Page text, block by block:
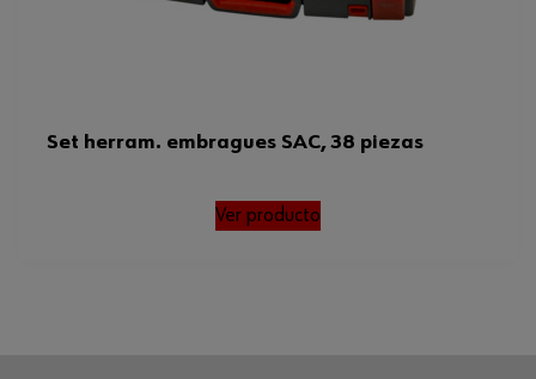
Set herram. embragues SAC, 38 piezas
Ver producto